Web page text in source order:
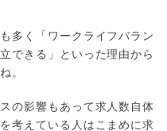
多く「ワークライフバラン
できる」といった理由から
。
の影響もあって求人数自体
考えている人はこまめに求